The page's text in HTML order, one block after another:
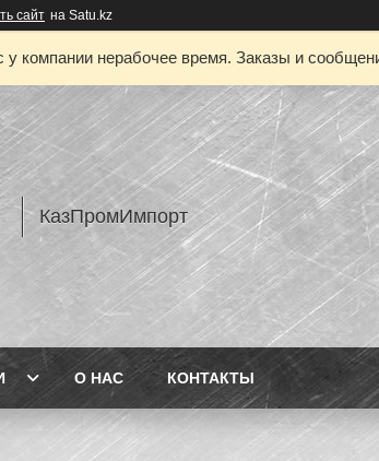
сайт на Satu.kz
у компании нерабочее время. Заказы и
КазПромИмпорт
О НАС КОНТАКТЫ